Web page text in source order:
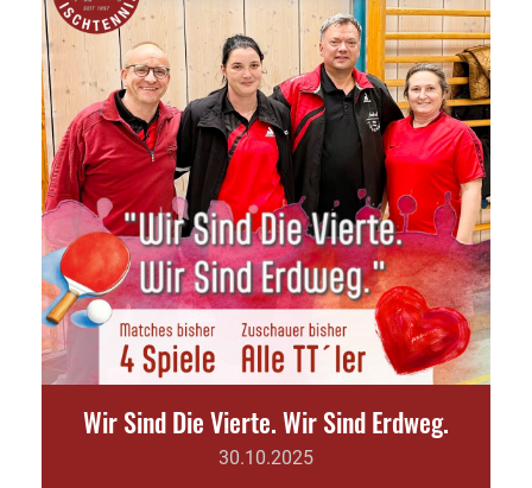
Wir Sind Die Vierte. Wir Sind Erdweg.
30.10.2025